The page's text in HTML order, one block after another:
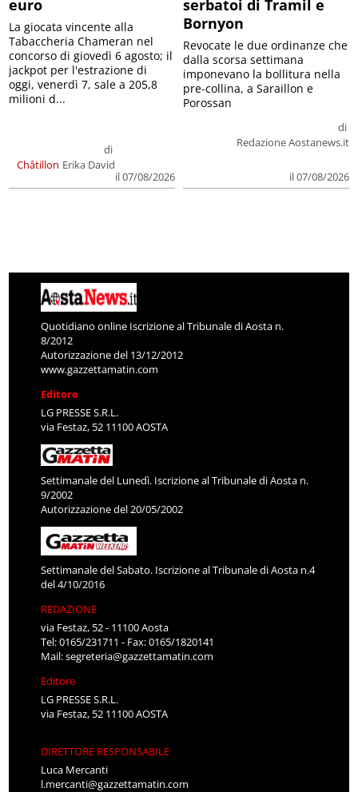
euro
Châtillon
di
Erika David
il 07/08/2026
La giocata vincente alla
Tabaccheria Chameran nel
concorso di giovedì 6 agosto; il
jackpot per l'estrazione di
oggi, venerdì 7, sale a 205,8
milioni d...
serbatoi di Tramil e
Bornyon
di
Redazione Aostanews.it
il 07/08/2026
Revocate le due ordinanze che
dalla scorsa settimana
imponevano la bollitura nella
pre-collina, a Saraillon e
Porossan
Quotidiano online Iscrizione al Tribunale di Aosta n.
8/2012
Autorizzazione del 13/12/2012
www.gazzettamatin.com
Editore
LG PRESSE S.R.L.
via Festaz, 52 11100 AOSTA
Settimanale del Lunedì. Iscrizione al Tribunale di Aosta n.
9/2002
Autorizzazione del 20/05/2002
Settimanale del Sabato. Iscrizione al Tribunale di Aosta n.4
del 4/10/2016
REDAZIONE
via Festaz, 52 - 11100 Aosta
Tel: 0165/231711 - Fax: 0165/1820141
Mail:segreteria@gazzettamatin.com
Editore
LG PRESSE S.R.L.
via Festaz, 52 11100 AOSTA
DIRETTORE RESPONSABILE
Luca Mercanti
l.mercanti@gazzettamatin.com